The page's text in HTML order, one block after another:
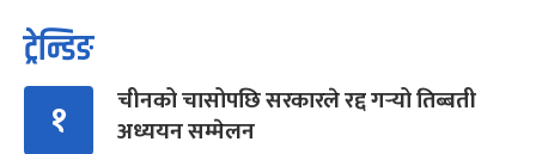
ट्रेन्डिङ
१
चीनको चासोपछि सरकारले रद्द गर्‍यो तिब्बती
अध्ययन सम्मेलन